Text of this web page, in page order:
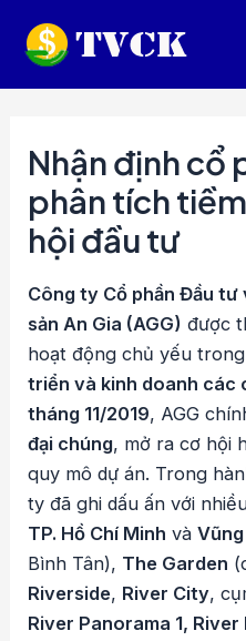
Nhận định cổ
phân tích
hội đầu tư
Công ty Cổ phần Đầu
sản An Gia (AGG) được
hoạt động chủ yếu
triển và kinh doanh các
tháng 11/2019, AGG
đại chúng, mở ra cơ hội
quy mô dự án. Trong
ty đã ghi dấu ấn với
TP. Hồ Chí Minh và
Bình Tân), The Garden
Riverside, River City,
River Panorama 1,